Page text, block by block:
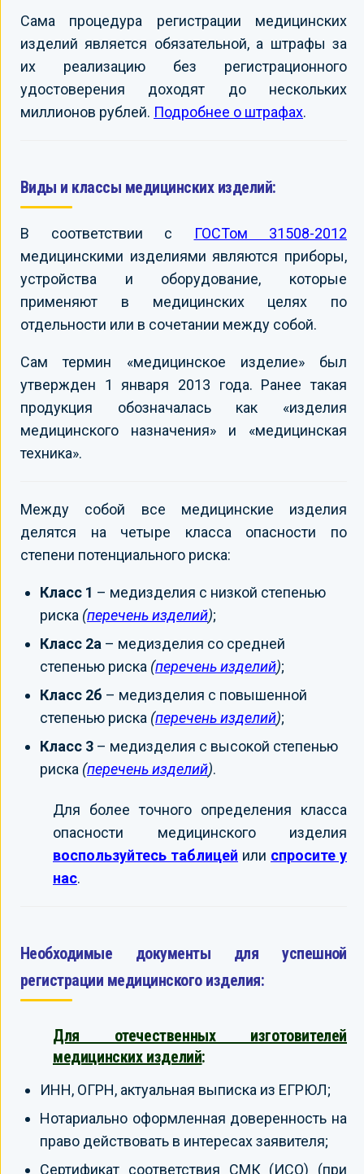
Сама процедура регистрации медицинских
изделий является обязательной, а штрафы за
их реализацию без регистрационного
удостоверения доходят до нескольких
миллионов рублей. Подробнее о штрафах.
Виды и классы медицинских изделий:
В соответствии с
ГОСТом 31508-2012
медицинскими изделиями являются приборы,
устройства и оборудование, которые
применяют в медицинских целях по
отдельности или в сочетании между собой.
Сам термин «медицинское изделие» был
утвержден 1 января 2013 года. Ранее такая
продукция обозначалась как «изделия
медицинского назначения» и «медицинская
техника».
Между собой все медицинские изделия
делятся на четыре класса опасности по
степени потенциального риска:
Класс 1 – медизделия с низкой степенью
риска (перечень изделий);
Класс 2а – медизделия со средней
степенью риска (перечень изделий);
Класс 2б – медизделия с повышенной
степенью риска (перечень изделий);
Класс 3 – медизделия с высокой степенью
риска (перечень изделий).
Для более точного определения класса
опасности медицинского изделия
воспользуйтесь таблицей или спросите у
нас.
Необходимые документы для успешной
регистрации медицинского изделия:
Для отечественных изготовителей
медицинских изделий:
ИНН, ОГРН, актуальная выписка из ЕГРЮЛ;
Нотариально оформленная доверенность на
право действовать в интересах заявителя;
Сертификат соответствия СМК (ИСО) (при